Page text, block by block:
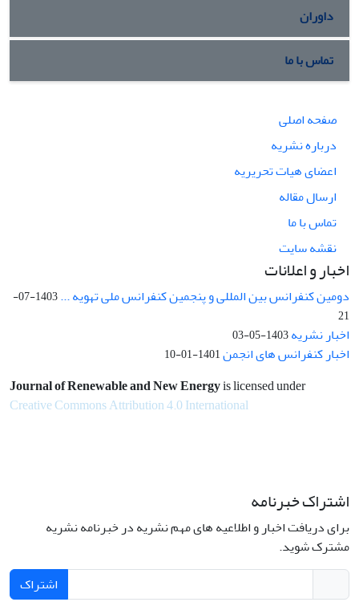
داوران
تماس با ما
صفحه اصلی
درباره نشریه
اعضای هیات تحریریه
ارسال مقاله
تماس با ما
نقشه سایت
اخبار و اعلانات
دومین کنفرانس بین المللی و پنجمین کنفرانس ملی تهویه ...
1403-07-
21
اخبار نشریه1403-05-03
اخبار کنفرانس های انجمن1401-01-10
Journal of Renewable and New Energyis licensed under
Creative Commons Attribution 4.0 International
اشتراک خبرنامه
برای دریافت اخبار و اطلاعیه های مهم نشریه در خبرنامه نشریه
مشترک شوید.
اشتراک